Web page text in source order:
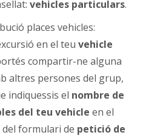
vehicles particulars.
places vehicles:
en el teu vehicle
compartir-ne alguna
altres persones del grup,
indiquessis el nombre de
del teu vehicle en el
del formulari de petició de